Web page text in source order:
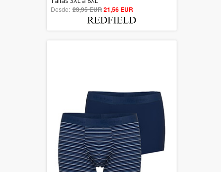
out of 5
Desde: 23,95 EUR21,56 EUR